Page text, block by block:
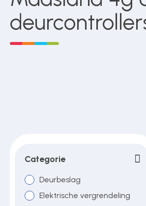
Elektrische vergrendeling
Hekwerkonderdelen
Pulsgevers
Sloten
Categorie
Deurbeslag
Elektrische vergrendeling